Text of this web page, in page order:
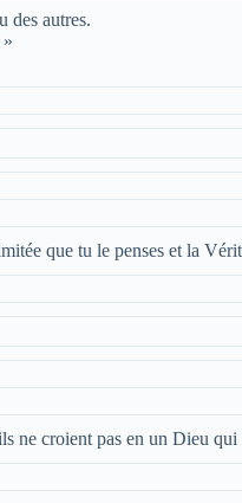
des autres.
que tu le penses et la
ne croient pas en un Dieu